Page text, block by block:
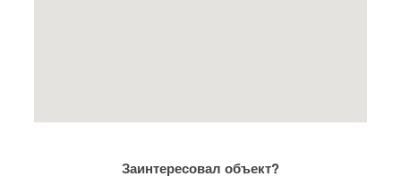
Заинтересовал объект?